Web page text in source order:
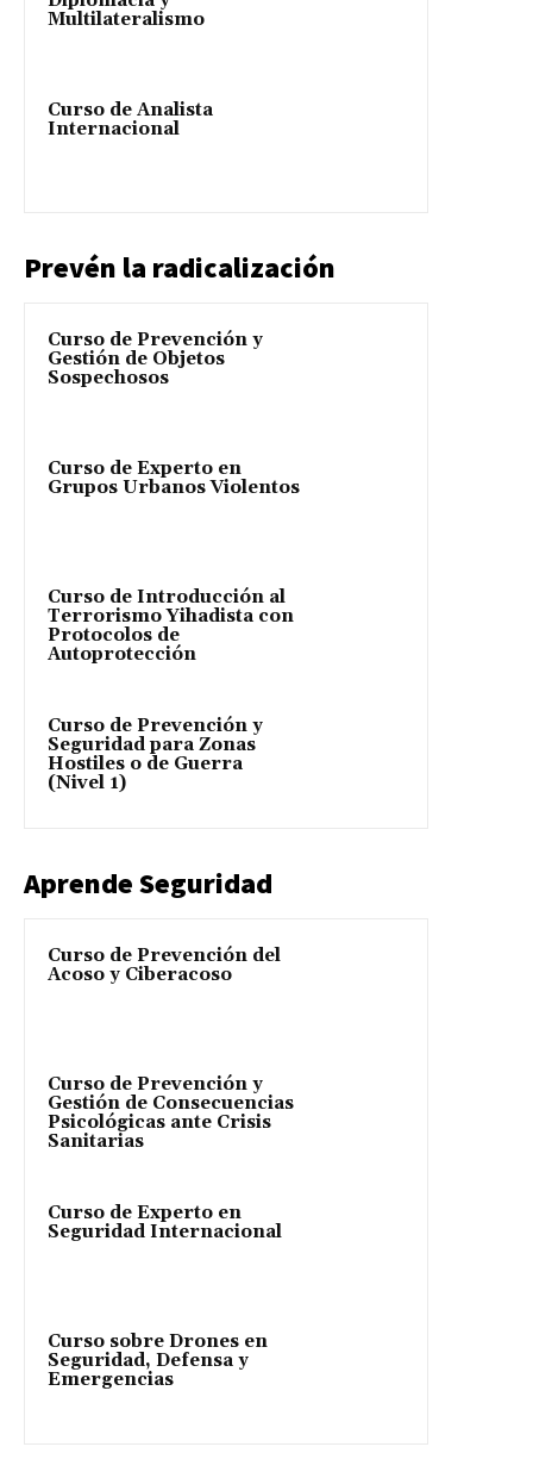
Multilateralismo
Curso de Analista
Internacional
Prevén la radicalización
Curso de Prevención y
Gestión de Objetos
Sospechosos
Curso de Experto en
Grupos Urbanos Violentos
Curso de Introducción al
Terrorismo Yihadista con
Protocolos de
Autoprotección
Curso de Prevención y
Seguridad para Zonas
Hostiles o de Guerra
(Nivel 1)
Aprende Seguridad
Curso de Prevención del
Acoso y Ciberacoso
Curso de Prevención y
Gestión de Consecuencias
Psicológicas ante Crisis
Sanitarias
Curso de Experto en
Seguridad Internacional
Curso sobre Drones en
Seguridad, Defensa y
Emergencias